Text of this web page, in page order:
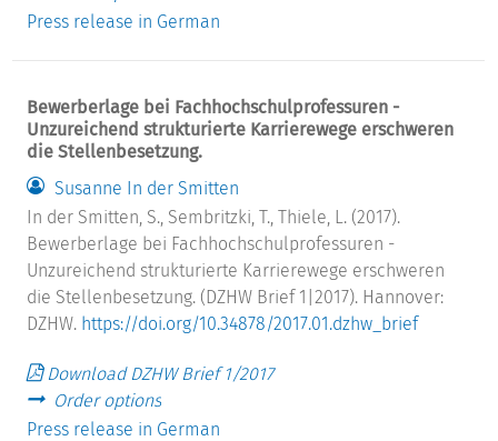
Press release in German
Bewerberlage bei Fachhochschulprofessuren -
Unzureichend strukturierte Karrierewege erschweren
die Stellenbesetzung.
Susanne In der Smitten
In der Smitten, S., Sembritzki, T., Thiele, L. (2017).
Bewerberlage bei Fachhochschulprofessuren -
Unzureichend strukturierte Karrierewege erschweren
die Stellenbesetzung. (DZHW Brief 1|2017). Hannover:
DZHW. https://doi.org/10.34878/2017.01.dzhw_brief
Download DZHW Brief 1/2017
Order options
Press release in German